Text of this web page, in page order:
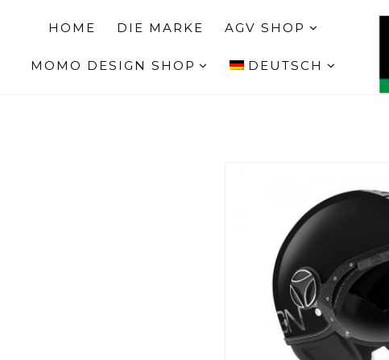
HOME DIE MARKE AGV SHOP
MOMO DESIGN SHOP DEUTSCH